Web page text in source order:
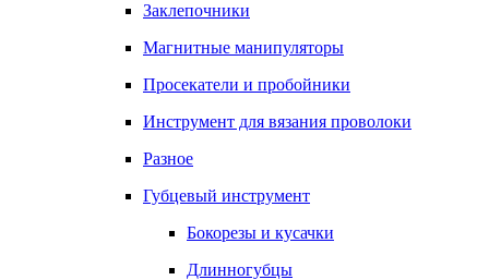
Заклепочники
Магнитные манипуляторы
Просекатели и пробойники
Инструмент для вязания проволоки
Разное
Губцевый инструмент
Бокорезы и кусачки
Длинногубцы